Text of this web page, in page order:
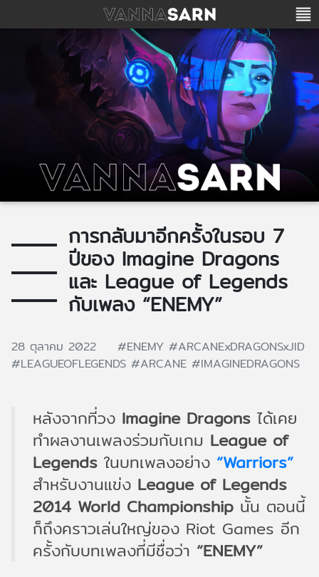
การกลับมาอีกครั้งในรอบ 7
ปีของ Imagine Dragons
และ League of Legends
กับเพลง “ENEMY”
28 ตุลาคม 2022 #ENEMY #ARCANExDRAGONSxJID
#LEAGUEOFLEGENDS #ARCANE #IMAGINEDRAGONS
หลังจากที่วง Imagine Dragons ได้เคย
ทำผลงานเพลงร่วมกับเกม League of
Legends ในบทเพลงอย่าง “Warriors”
สำหรับงานแข่ง League of Legends
2014 World Championship นั้น ตอนนี้
ก็ถึงคราวเล่นใหญ่ของ Riot Games อีก
ครั้งกับบทเพลงที่มีชื่อว่า “ENEMY”